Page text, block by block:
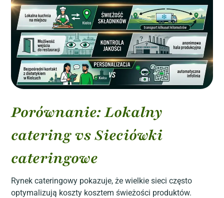
Porównanie: Lokalny
catering vs Sieciówki
cateringowe
Rynek cateringowy pokazuje, że wielkie sieci często
optymalizują koszty kosztem świeżości produktów.